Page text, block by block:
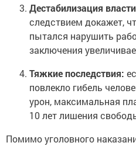
Дестабилизация
следствием докажет,
пытался нарушить
заключения
Тяжкие последствия:
повлекло гибель
урон, максимальная
10 лет лишения
Помимо уголовного